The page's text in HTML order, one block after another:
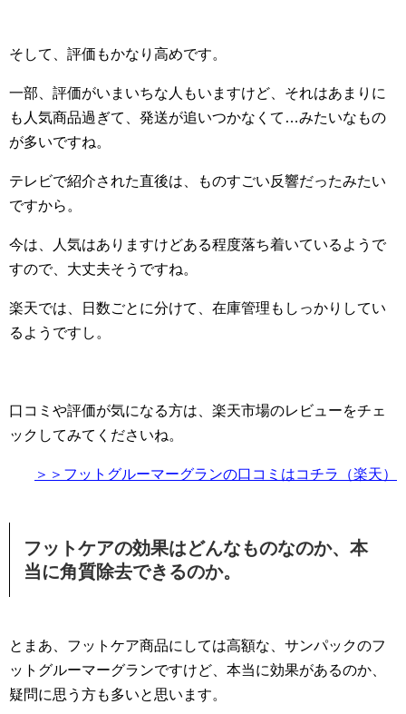
そして、評価もかなり高めです。
一部、評価がいまいちな人もいますけど、それはあまりに
も人気商品過ぎて、発送が追いつかなくて…みたいなもの
が多いですね。
テレビで紹介された直後は、ものすごい反響だったみたい
ですから。
今は、人気はありますけどある程度落ち着いているようで
すので、大丈夫そうですね。
楽天では、日数ごとに分けて、在庫管理もしっかりしてい
るようですし。
口コミや評価が気になる方は、楽天市場のレビューをチェ
ックしてみてくださいね。
＞＞フットグルーマーグランの口コミはコチラ（楽天）
フットケアの効果はどんなものなのか、本
当に角質除去できるのか。
とまあ、フットケア商品にしては高額な、サンパックのフ
ットグルーマーグランですけど、本当に効果があるのか、
疑問に思う方も多いと思います。